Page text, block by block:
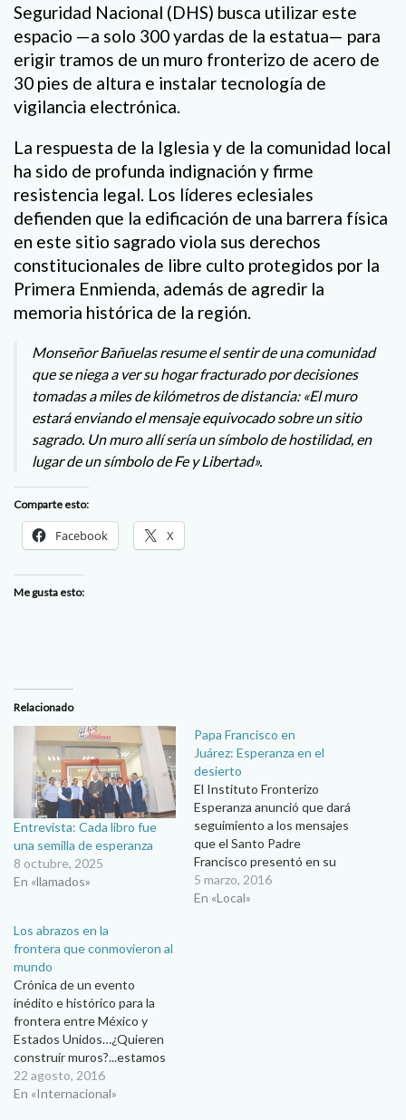
Seguridad Nacional (DHS) busca utilizar este
espacio —a solo 300 yardas de la estatua— para
erigir tramos de un muro fronterizo de acero de
30 pies de altura e instalar tecnología de
vigilancia electrónica.
La respuesta de la Iglesia y de la comunidad local
ha sido de profunda indignación y firme
resistencia legal. Los líderes eclesiales
defienden que la edificación de una barrera física
en este sitio sagrado viola sus derechos
constitucionales de libre culto protegidos por la
Primera Enmienda, además de agredir la
memoria histórica de la región.
Monseñor Bañuelas resume el sentir de una comunidad
que se niega a ver su hogar fracturado por decisiones
tomadas a miles de kilómetros de distancia: «El muro
estará enviando el mensaje equivocado sobre un sitio
sagrado. Un muro allí sería un símbolo de hostilidad, en
lugar de un símbolo de Fe y Libertad».
Comparte esto:
Facebook X
Me gusta esto:
Relacionado
Entrevista: Cada libro fue
una semilla de esperanza
8 octubre, 2025
En «llamados»
Papa Francisco en
Juárez: Esperanza en el
desierto
El Instituto Fronterizo
Esperanza anunció que dará
seguimiento a los mensajes
que el Santo Padre
Francisco presentó en su
visita a Ciudad Juárez…
Resaltar la importancia de la
5 marzo, 2016
En «Local»
Los abrazos en la
frontera que conmovieron al
mundo
Crónica de un evento
inédito e histórico para la
frontera entre México y
Estados Unidos…¿Quieren
construír muros?...estamos
aquí para decir ¡No! Durante
dos minutos llenos de
22 agosto, 2016
En «Internacional»